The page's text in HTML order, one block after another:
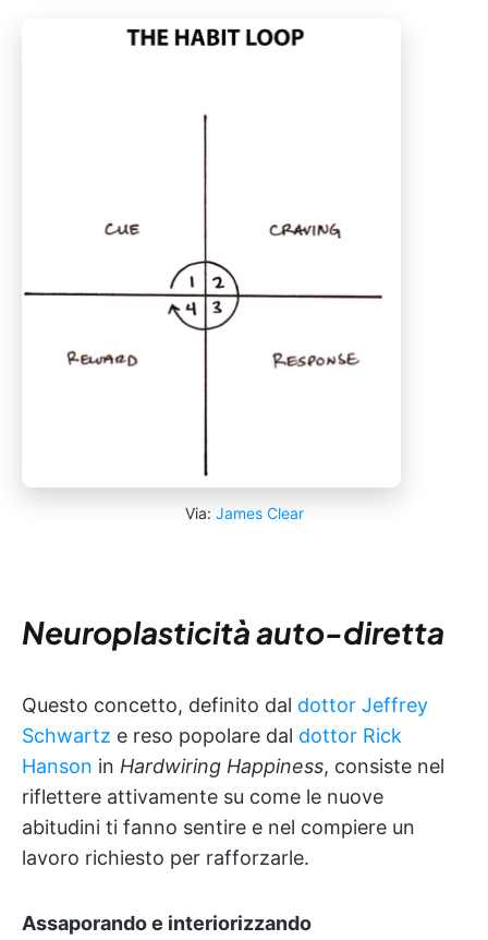
Via: James Clear
Neuroplasticità auto-diretta
Questo concetto, definito dal dottor Jeffrey
Schwartz e reso popolare dal dottor Rick
Hanson in Hardwiring Happiness, consiste nel
riflettere attivamente su come le nuove
abitudini ti fanno sentire e nel compiere un
lavoro richiesto per rafforzarle.
Assaporando e interiorizzando